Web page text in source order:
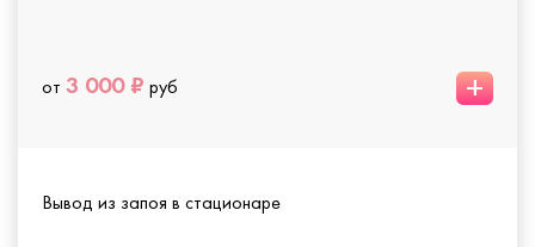
от 3 000 ₽ руб +
Вывод из запоя в стационаре